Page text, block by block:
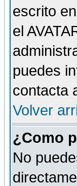
escrito
el
puedes
contacta
Volver
¿Como
No